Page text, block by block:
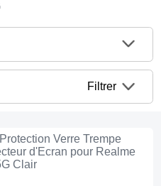
Filtrer
Verre Trempe
d'Ecran pour Realme
Clair